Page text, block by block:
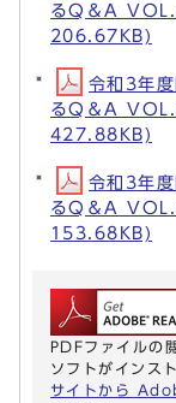
るQ＆A
206.67KB)
令和3年
るQ＆A
427.88KB)
令和3年
るQ＆A
153.68KB)
PDFファイルの
ソフトがインス
サイトから